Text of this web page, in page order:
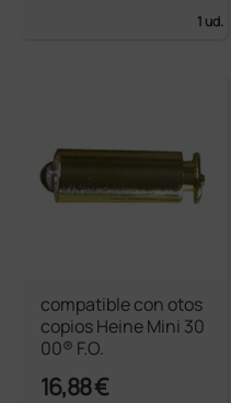
1 ud.
compatible con otos
copios Heine Mini 30
00® F.O.
16,88 €